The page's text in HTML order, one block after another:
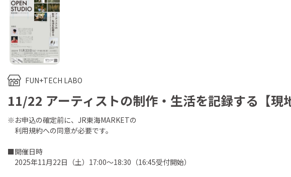
FUN+TECH LABO
11/22 アーティストの制作・生活を記録する【現
※お申込の確定前に、JR東海MARKETの
利用規約への同意が必要です。
■開催日時
2025年11月22日（土）17:00～18:30（16:45受付開始）